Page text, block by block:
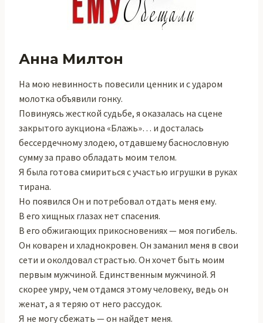
Анна Милтон
На мою невинность повесили ценник и с ударом
молотка объявили гонку.
Повинуясь жесткой судьбе, я оказалась на сцене
закрытого аукциона «Блажь»… и досталась
бессердечному злодею, отдавшему баснословную
сумму за право обладать моим телом.
Я была готова смириться с участью игрушки в руках
тирана.
Но появился Он и потребовал отдать меня ему.
В его хищных глазах нет спасения.
В его обжигающих прикосновениях — моя погибель.
Он коварен и хладнокровен. Он заманил меня в свои
сети и околдовал страстью. Он хочет быть моим
первым мужчиной. Единственным мужчиной. Я
скорее умру, чем отдамся этому человеку, ведь он
женат, а я теряю от него рассудок.
Я не могу сбежать — он найдет меня.